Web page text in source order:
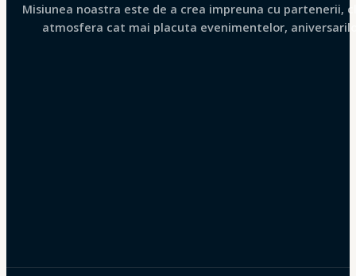
Misiunea noastra este de a crea impreuna cu partenerii,
atmosfera cat mai placuta evenimentelor,